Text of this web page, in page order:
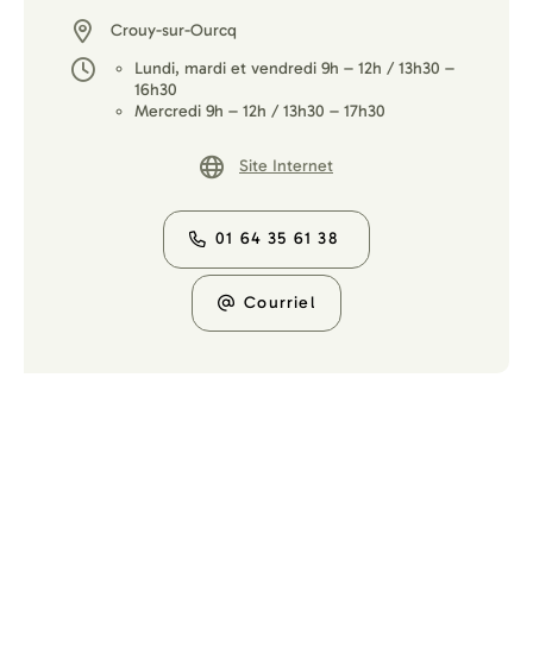
Crouy-sur-Ourcq
Lundi, mardi et vendredi 9h – 12h / 13h30 –
16h30
Mercredi 9h – 12h / 13h30 – 17h30
Site Internet
01 64 35 61 38
Courriel